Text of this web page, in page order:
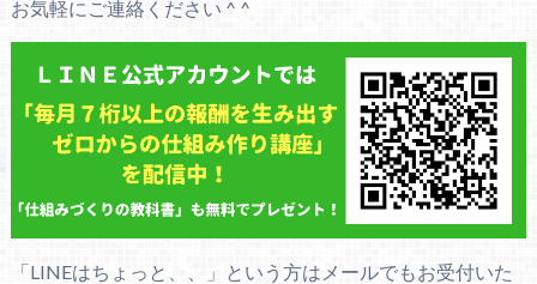
お気軽にご連絡ください ^ ^
「LINEはちょっと、、」という方はメールでもお受付いた